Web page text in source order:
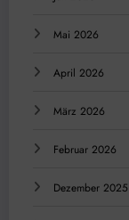
Mai 2026
April 2026
März 2026
Februar 2026
Dezember 2025